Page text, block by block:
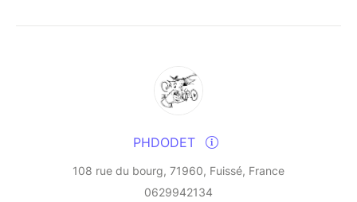
PHDODET
108 rue du bourg, 71960, Fuissé, France
0629942134